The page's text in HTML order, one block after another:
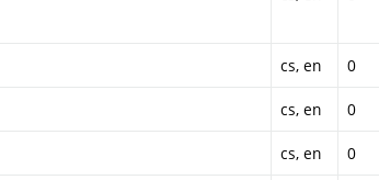
cs, en 0
cs, en 0
cs, en 0